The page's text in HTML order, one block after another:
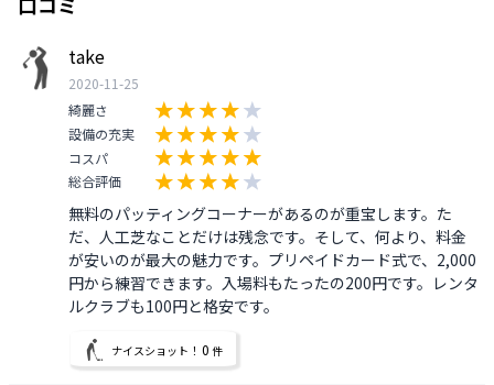
take
2020-11-25
綺麗さ
設備の充実
コスパ
総合評価
無料のパッティングコーナーがあるのが重宝します。た
だ、人工芝なことだけは残念です。そして、何より、料金
が安いのが最大の魅力です。プリペイドカード式で、2,000
円から練習できます。入場料もたったの200円です。レンタ
ルクラブも100円と格安です。
ナイスショット！ 0 件